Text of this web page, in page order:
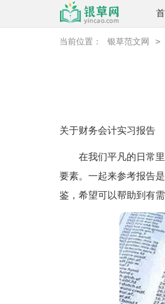
当前位置： 银草范文网 >
关于财务会计实习报告
在我们平凡的日常里
要素。一起来参考报告
鉴，希望可以帮助到有需